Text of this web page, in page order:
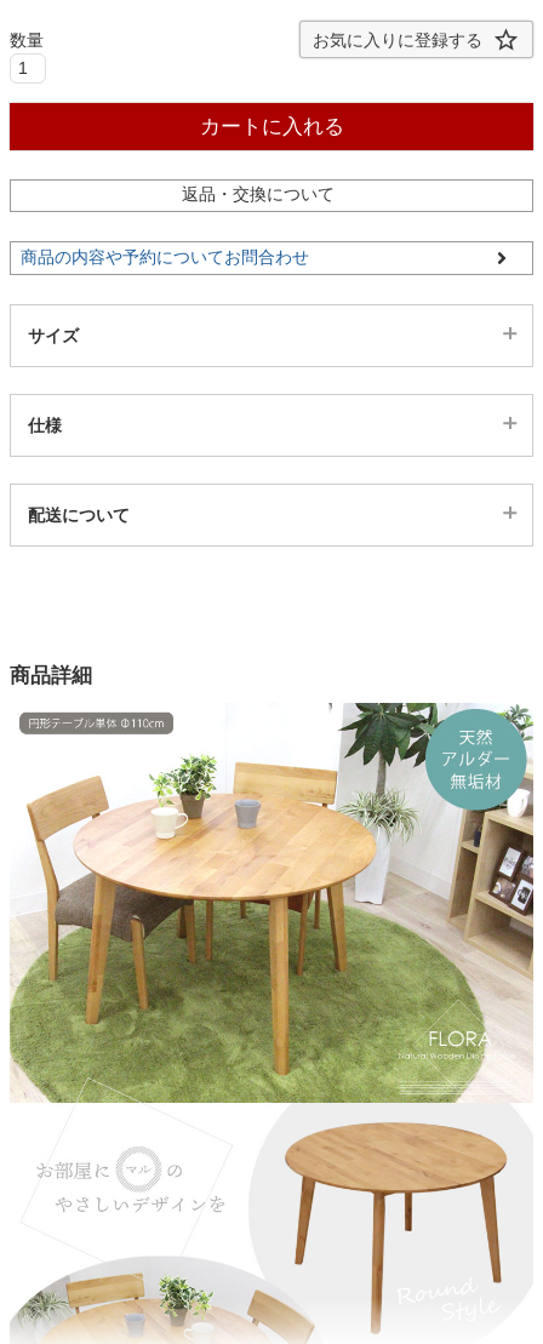
インテリア雑貨
ガーデン
お気に入りに登録する
カートに入れる
返品・交換について
商品の内容や予約についてお問合わせ
サイズ
仕様
396834
1色
塗装
木部素材
アルダー材
天板厚
約2cm
脚間（上部/下部）
約58cm/72.5cm
幕板
約5.5cm
約115x115x10(cm)
梱包重量
商品重量
約22kg
配送について
商品詳細